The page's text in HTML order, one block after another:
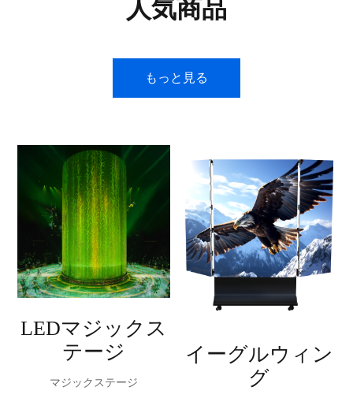
人気商品
もっと見る
LEDマジックス
テージ
マジックステージ
イーグルウィン
グ